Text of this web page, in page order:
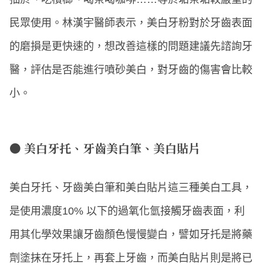
民眾使用。林漢宇醫師表示，美白牙粉對於牙齒表面
的磨損是更快速的，想改善這樣的問題建議先諮詢牙
醫，評估是否能進行噴砂美白，對牙齒的傷害會比較
小。
● 美白牙托、牙齒美白筆、美白貼片
美白牙托、牙齒美白筆和美白貼片這三種美白工具，
是使用濃度10% 以下的過氧化氫接觸牙齒表面，利
用其化學效果讓牙齒顏色慢慢變白，譬如牙托是將藥
劑塗抹在牙托上，再套上牙齒，而美白貼片則是將已